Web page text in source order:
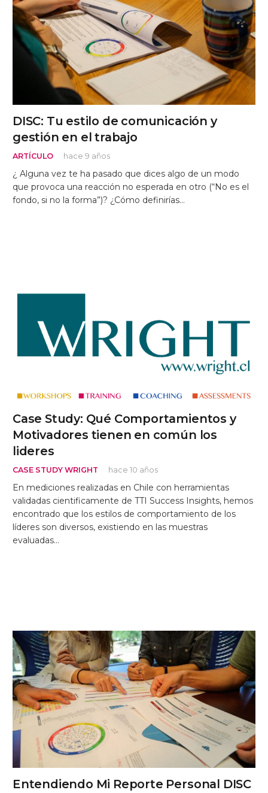
DISC: Tu estilo de comunicación y
gestión en el trabajo
ARTÍCULO hace 9 años
¿ Alguna vez te ha pasado que dices algo de un modo
que provoca una reacción no esperada en otro (“No es el
fondo, si no la forma”)? ¿Cómo definirías…
Case Study: Qué Comportamientos y
Motivadores tienen en común los
lideres
CASE STUDY WRIGHT hace 10 años
En mediciones realizadas en Chile con herramientas
validadas cientificamente de TTI Success Insights, hemos
encontrado que los estilos de comportamiento de los
líderes son diversos, existiendo en las muestras
evaluadas…
Entendiendo Mi Reporte Personal DISC